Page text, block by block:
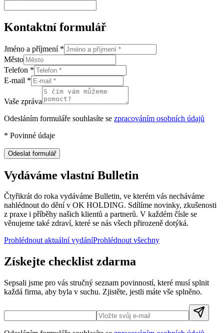
Kontaktní formulář
Jméno a příjmení *
Město
Telefon *
E-mail *
Vaše zpráva
Odesláním formuláře souhlasíte se zpracováním osobních údajů
* Povinné údaje
Odeslat formulář
Vydáváme vlastní Bulletin
Čtyřikrát do roka vydáváme Bulletin, ve kterém vás necháváme
nahlédnout do dění v OK HOLDING. Sdílíme novinky, zkušenosti
z praxe i příběhy našich klientů a partnerů. V každém čísle se
věnujeme také zdraví, které se nás všech přirozeně dotýká.
Prohlédnout aktuální vydáníProhlédnout všechny
Získejte checklist zdarma
Sepsali jsme pro vás stručný seznam povinností, které musí splnit
každá firma, aby byla v suchu. Zjistěte, jestli máte vše splněno.